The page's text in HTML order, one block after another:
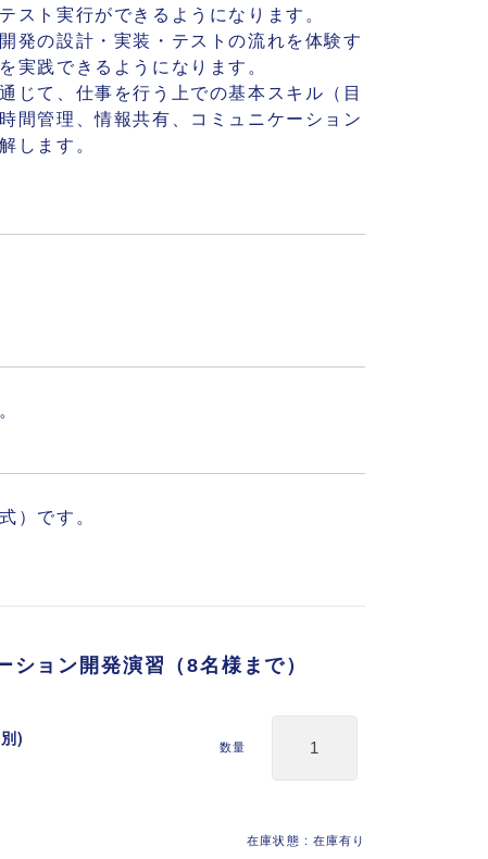
スト実行ができるようになります。
発の設計・実装・テストの流れを体験す
実践できるようになります。
じて、仕事を行う上での基本スキル（目
間管理、情報共有、コミュニケーション
します。
）です。
ョン開発演習（8名様まで）
在庫状態 : 在庫有り
) 数量